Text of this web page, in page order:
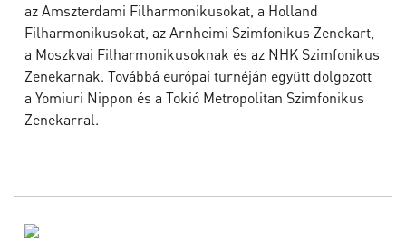
az Amszterdami Filharmonikusokat, a Holland
Filharmonikusokat, az Arnheimi Szimfonikus Zenekart,
a Moszkvai Filharmonikusoknak és az NHK Szimfonikus
Zenekarnak. Továbbá európai turnéján együtt dolgozott
a Yomiuri Nippon és a Tokió Metropolitan Szimfonikus
Zenekarral.